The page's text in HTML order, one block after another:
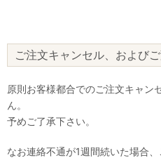
ご注文キャンセル、および
原則お客様都合でのご注文キャン
ん。
予めご了承下さい。
なお連絡不通が1週間続いた場合